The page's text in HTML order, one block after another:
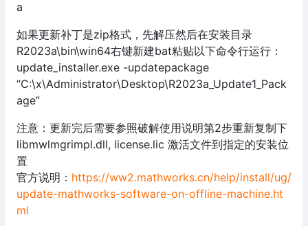
a
如果更新补丁是zip格式，先解压然后在安装目录
R2023a\bin\win64右键新建bat粘贴以下命令行运行：
update_installer.exe -updatepackage
“C:\x\Administrator\Desktop\R2023a_Update1_Pack
age”
注意：更新完后需要参照破解使用说明第2步重新复制下
libmwlmgrimpl.dll, license.lic 激活文件到指定的安装位
置
官方说明： https://ww2.mathworks.cn/help/install/ug/
update-mathworks-software-on-offline-machine.ht
ml